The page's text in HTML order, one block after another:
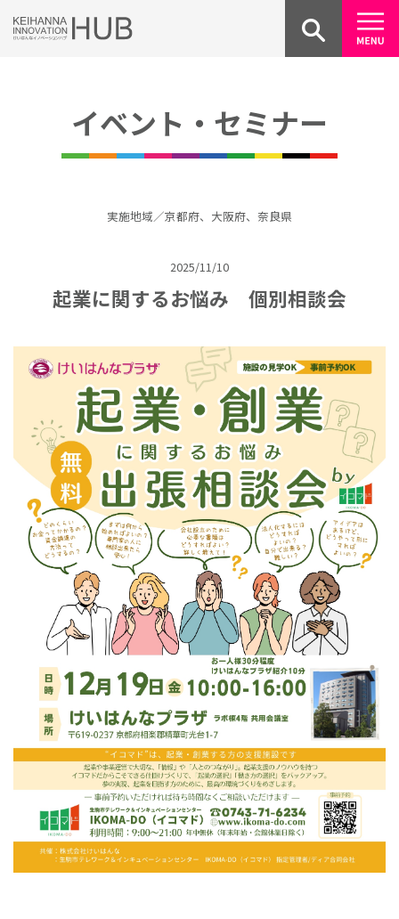
Skip
to
イベント・セミナー
実施地域／京都府、大阪府、奈良県
2025/11/10
起業に関するお悩み 個別相談会